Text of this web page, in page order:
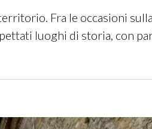
Fra le occasioni
luoghi di storia, con